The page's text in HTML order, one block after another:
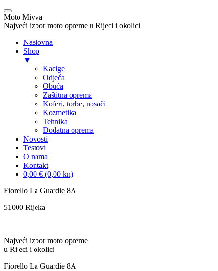
Moto Mivva
Najveći izbor moto opreme u Rijeci i okolici
Naslovna
Shop
▼
Kacige
Odjeća
Obuća
Zaštitna oprema
Koferi, torbe, nosači
Kozmetika
Tehnika
Dodatna oprema
Novosti
Testovi
O nama
Kontakt
0,00 € (0,00 kn)
Skip
content
Fiorello La Guardie 8A
51000 Rijeka
Najveći izbor moto opreme
u Rijeci i okolici
Fiorello La Guardie 8A